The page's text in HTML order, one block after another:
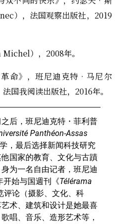
），法国观察出版社，2019
），2008年。
命》，班尼迪克特‧马尼尔
国我阅读出版社，2016年。
后，班尼迪克特・菲利普
Panthéon-Assas
，最后选择新闻科技研究
国家的教育、文化与古蹟
为一名自由记者，班尼迪
开始与国週刊《Télérama
评论（摄影、文化、科
术、建筑和设计是她最喜
唱、音乐、造形艺术等，